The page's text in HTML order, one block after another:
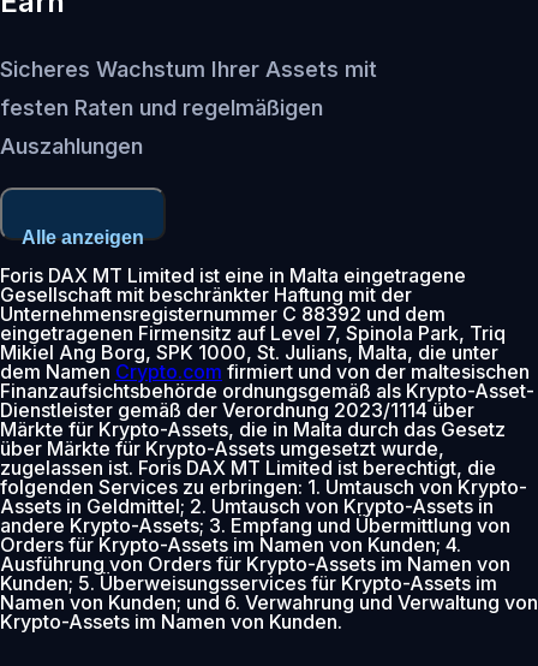
Sicheres Wachstum Ihrer Assets mit
festen Raten und regelmäßigen
Auszahlungen
Alle anzeigen
Foris DAX MT Limited ist eine in Malta eingetragene
Gesellschaft mit beschränkter Haftung mit der
Unternehmensregisternummer C 88392 und dem
eingetragenen Firmensitz auf Level 7, Spinola Park, Triq
Mikiel Ang Borg, SPK 1000, St. Julians, Malta, die unter
dem Namen Crypto.com firmiert und von der maltesischen
Finanzaufsichtsbehörde ordnungsgemäß als Krypto-Asset-
Dienstleister gemäß der Verordnung 2023/1114 über
Märkte für Krypto-Assets, die in Malta durch das Gesetz
über Märkte für Krypto-Assets umgesetzt wurde,
zugelassen ist. Foris DAX MT Limited ist berechtigt, die
folgenden Services zu erbringen: 1. Umtausch von Krypto-
Assets in Geldmittel; 2. Umtausch von Krypto-Assets in
andere Krypto-Assets; 3. Empfang und Übermittlung von
Orders für Krypto-Assets im Namen von Kunden; 4.
Ausführung von Orders für Krypto-Assets im Namen von
Kunden; 5. Überweisungsservices für Krypto-Assets im
Namen von Kunden; und 6. Verwahrung und Verwaltung von
Krypto-Assets im Namen von Kunden.